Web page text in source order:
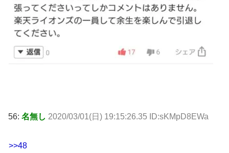
56: 名無し 2020/03/01(日) 19:15:26.35 ID:sKMpD8EWa
>>48